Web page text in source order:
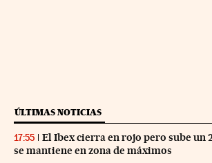
ÚLTIMAS NOTICIAS
17:55
El Ibex cierra en rojo pero sube un
se mantiene en zona de máximos